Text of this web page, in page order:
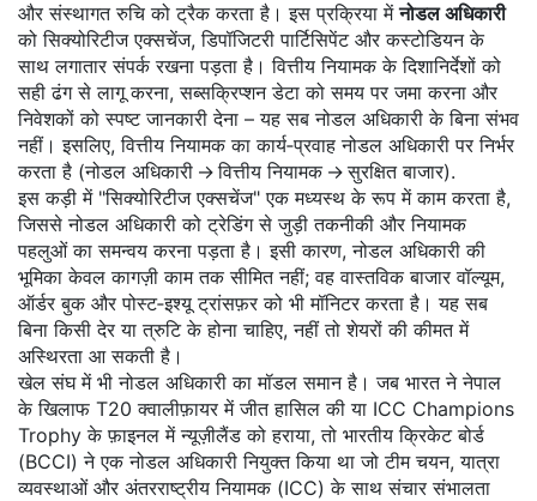
और संस्थागत रुचि को ट्रैक करता है। इस प्रक्रिया मेंनोडल अधिकारी
को सिक्योरिटीज एक्सचेंज, डिपॉजिटरी पार्टिसिपेंट और कस्टोडियन के
साथ लगातार संपर्क रखना पड़ता है। वित्तीय नियामक के दिशानिर्देशों को
सही ढंग से लागू करना, सब्सक्रिप्शन डेटा को समय पर जमा करना और
निवेशकों को स्पष्ट जानकारी देना – यह सब नोडल अधिकारी के बिना संभव
नहीं। इसलिए, वित्तीय नियामक का कार्य‑प्रवाह नोडल अधिकारी पर निर्भर
करता है (नोडल अधिकारी → वित्तीय नियामक → सुरक्षित बाजार).
इस कड़ी में "सिक्योरिटीज एक्सचेंज" एक मध्यस्थ के रूप में काम करता है,
जिससे नोडल अधिकारी को ट्रेडिंग से जुड़ी तकनीकी और नियामक
पहलुओं का समन्वय करना पड़ता है। इसी कारण, नोडल अधिकारी की
भूमिका केवल कागज़ी काम तक सीमित नहीं; वह वास्तविक बाजार वॉल्यूम,
ऑर्डर बुक और पोस्ट‑इश्यू ट्रांसफ़र को भी मॉनिटर करता है। यह सब
बिना किसी देर या त्रुटि के होना चाहिए, नहीं तो शेयरों की कीमत में
अस्थिरता आ सकती है।
खेल संघ में भी नोडल अधिकारी का मॉडल समान है। जब भारत ने नेपाल
के खिलाफ T20 क्वालीफ़ायर में जीत हासिल की या ICC Champions
Trophy के फ़ाइनल में न्यूज़ीलैंड को हराया, तो भारतीय क्रिकेट बोर्ड
(BCCI) ने एक नोडल अधिकारी नियुक्त किया था जो टीम चयन, यात्रा
व्यवस्थाओं और अंतरराष्ट्रीय नियामक (ICC) के साथ संचार संभालता